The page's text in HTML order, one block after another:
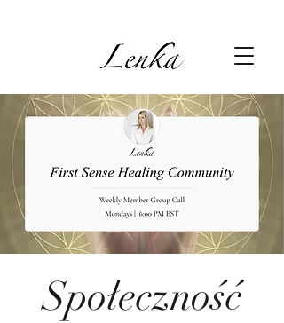
Społeczność